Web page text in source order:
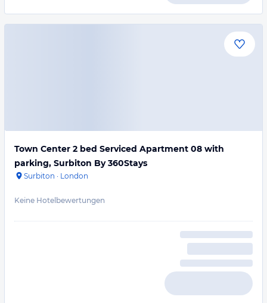
Town Center 2 bed Serviced Apartment 08 with
parking, Surbiton By 360Stays
Surbiton · London
Keine Hotelbewertungen